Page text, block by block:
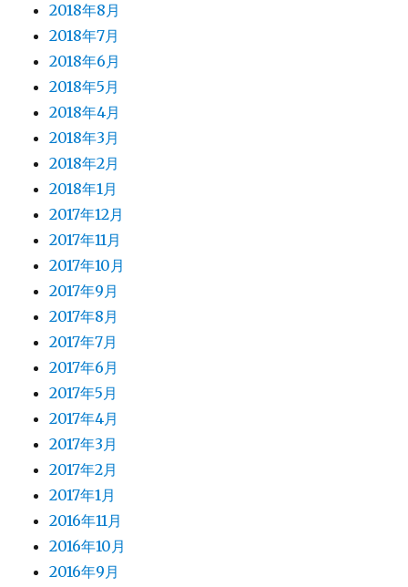
2018年8月
2018年7月
2018年6月
2018年5月
2018年4月
2018年3月
2018年2月
2018年1月
2017年12月
2017年11月
2017年10月
2017年9月
2017年8月
2017年7月
2017年6月
2017年5月
2017年4月
2017年3月
2017年2月
2017年1月
2016年11月
2016年10月
2016年9月